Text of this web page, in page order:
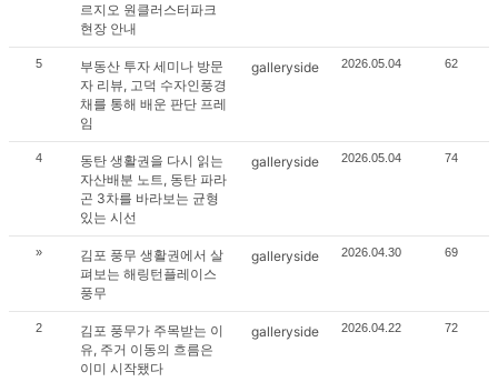
르지오 원클러스터파크
현장 안내
5
부동산 투자 세미나 방문
자 리뷰, 고덕 수자인풍경
채를 통해 배운 판단 프레
임
galleryside 2026.05.04 62
4
동탄 생활권을 다시 읽는
자산배분 노트, 동탄 파라
곤 3차를 바라보는 균형
있는 시선
galleryside 2026.05.04 74
»
김포 풍무 생활권에서 살
펴보는 해링턴플레이스
풍무
galleryside 2026.04.30 69
2
김포 풍무가 주목받는 이
유, 주거 이동의 흐름은
이미 시작됐다
galleryside 2026.04.22 72